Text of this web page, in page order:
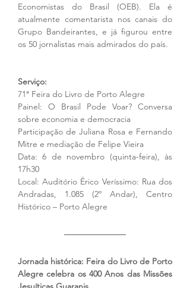
Economistas do Brasil (OEB). Ela é
atualmente comentarista nos canais do
Grupo Bandeirantes, e já figurou entre
os 50 jornalistas mais admirados do país.
Serviço:
71ª Feira do Livro de Porto Alegre
Painel: O Brasil Pode Voar? Conversa
sobre economia e democracia
Participação de Juliana Rosa e Fernando
Mitre e mediação de Felipe Vieira
Data: 6 de novembro (quinta-feira), às
17h30
Local: Auditório Érico Veríssimo: Rua dos
Andradas, 1.085 (2º Andar), Centro
Histórico – Porto Alegre
Jornada histórica: Feira do Livro de Porto
Alegre celebra os 400 Anos das Missões